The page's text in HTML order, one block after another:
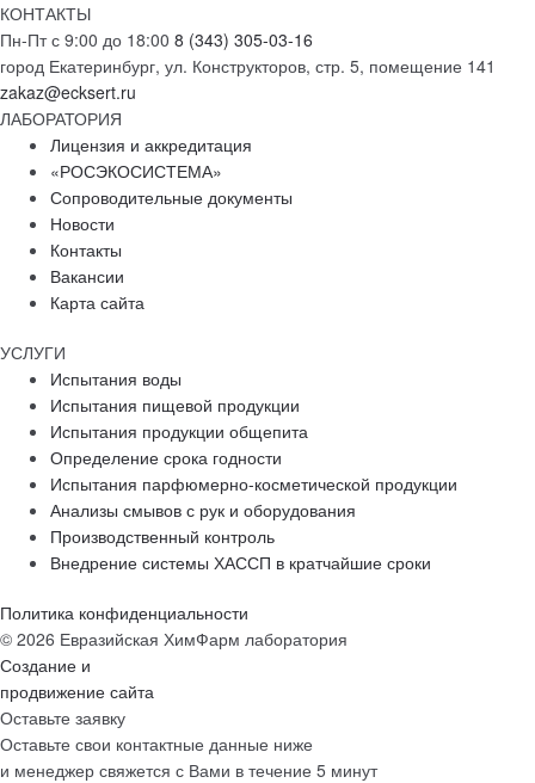
КОНТАКТЫ
Пн-Пт с 9:00 до 18:00 8 (343) 305-03-16
город Екатеринбург, ул. Конструкторов, стр. 5, помещение 141
zakaz@ecksert.ru
ЛАБОРАТОРИЯ
Лицензия и аккредитация
«РОСЭКОСИСТЕМА»
Сопроводительные документы
Новости
Контакты
Вакансии
Карта сайта
УСЛУГИ
Испытания воды
Испытания пищевой продукции
Испытания продукции общепита
Определение срока годности
Испытания парфюмерно-косметической продукции
Анализы смывов с рук и оборудования
Производственный контроль
Внедрение системы ХАССП в кратчайшие сроки
Политика конфиденциальности
© 2026 Евразийская ХимФарм лаборатория
Создание и
продвижение сайта
Оставьте заявку
Оставьте свои контактные данные ниже
и менеджер свяжется с Вами в течение 5 минут